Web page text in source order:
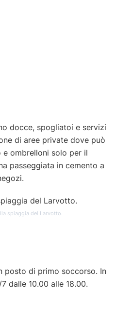
docce, spogliatoi e servizi
di aree private dove può
e ombrelloni solo per il
passeggiata in cemento a
spiaggia del Larvotto.
posto di primo soccorso. In
dalle 10.00 alle 18.00.